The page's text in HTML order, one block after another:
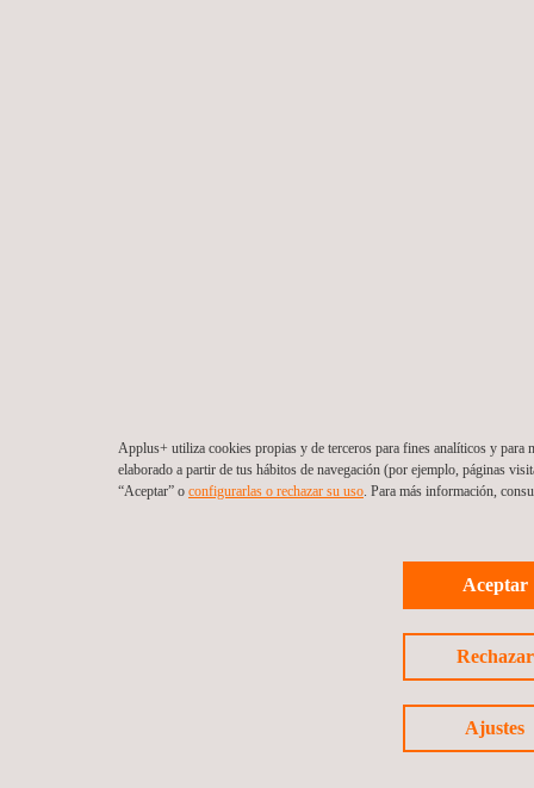
Applus+ utiliza cookies propias y de terceros para fines analíticos y para
elaborado a partir de tus hábitos de navegación (por ejemplo, páginas
“Aceptar” o configurarlas o rechazar su uso. Para más información,
Aceptar
Rechazar
Ajustes